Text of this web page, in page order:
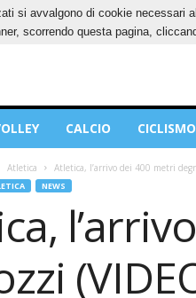
CONTATTI COOKIES
CALCIO CICLISMO
Atletica Atletica, l’arrivo dei 400 metri
NEWS
si avvalgono di cookie
scorrendo questa pagina,